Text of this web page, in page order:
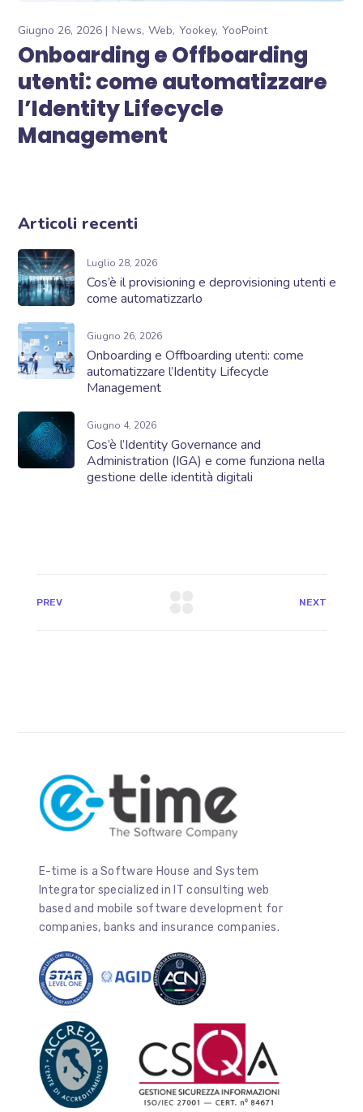
Giugno 26, 2026 News Web Yookey YooPoint
Onboarding e Offboarding
utenti: come automatizzare
l’Identity Lifecycle
Management
Articoli recenti
Luglio 28, 2026
Cos’è il provisioning e deprovisioning utenti e
come automatizzarlo
Giugno 26, 2026
Onboarding e Offboarding utenti: come
automatizzare l’Identity Lifecycle
Management
Giugno 4, 2026
Cos’è l’Identity Governance and
Administration (IGA) e come funziona nella
gestione delle identità digitali
PREV NEXT
E-time is a Software House and System
Integrator specialized in IT consulting web
based and mobile software development for
companies, banks and insurance companies.